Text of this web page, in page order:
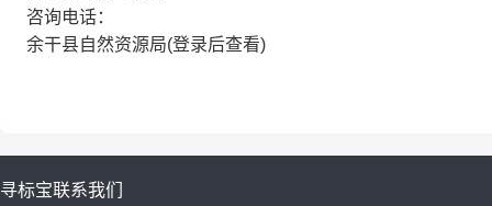
咨询电话：
余干县自然资源局(登录后查看)
寻标宝联系我们